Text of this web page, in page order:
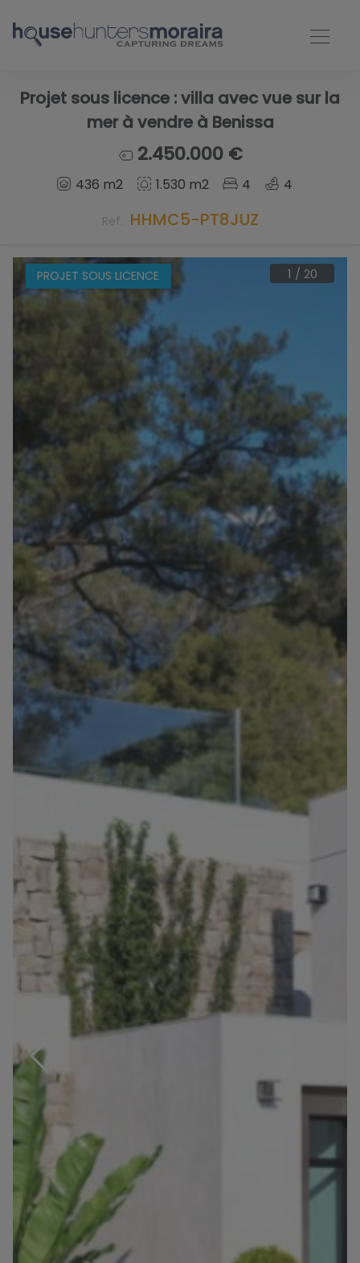
Projet sous licence : villa avec vue sur la
mer à vendre à Benissa
2.450.000 €
436 m2 1.530 m2 4 4
Ref. HHMC5-PT8JUZ
PROJET SOUS LICENCE 1 / 20